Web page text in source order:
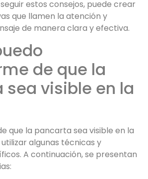
estos consejos, puede crear
que llamen la atención y
de manera clara y efectiva.
de que la
sea visible en la
que la pancarta sea visible en la
algunas técnicas y
A continuación, se presentan